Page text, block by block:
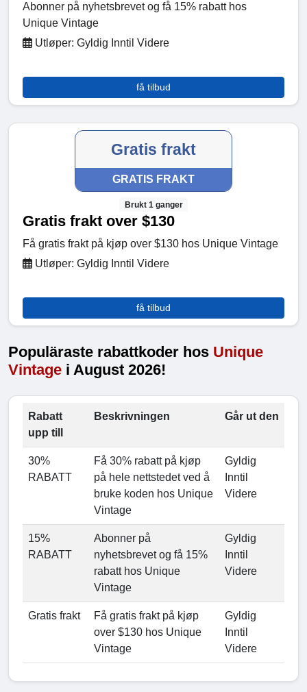
Abonner på nyhetsbrevet og få 15% rabatt hos
Unique Vintage
Utløper: Gyldig Inntil Videre
få tilbud
Gratis frakt
GRATIS FRAKT
Brukt 1 ganger
Gratis frakt over $130
Få gratis frakt på kjøp over $130 hos Unique Vintage
Utløper: Gyldig Inntil Videre
få tilbud
Populäraste rabattkoder hos Unique
Vintage i August 2026!
Rabatt
upp till
Beskrivningen Går ut den
30%
RABATT
Få 30% rabatt på kjøp
på hele nettstedet ved å
bruke koden hos Unique
Vintage
Gyldig
Inntil
Videre
15%
RABATT
Abonner på
nyhetsbrevet og få 15%
rabatt hos Unique
Vintage
Gyldig
Inntil
Videre
Gratis frakt
Få gratis frakt på kjøp
over $130 hos Unique
Vintage
Gyldig
Inntil
Videre